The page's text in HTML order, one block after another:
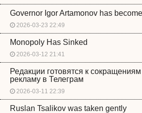
Governor Igor Artamonov has
2026-03-23 22:49
Monopoly Has Sinked
2026-03-12 21:41
Редакции готовятся к сокращениям
рекламу в Телеграм
2026-03-11 22:39
Ruslan Tsalikov was taken gently